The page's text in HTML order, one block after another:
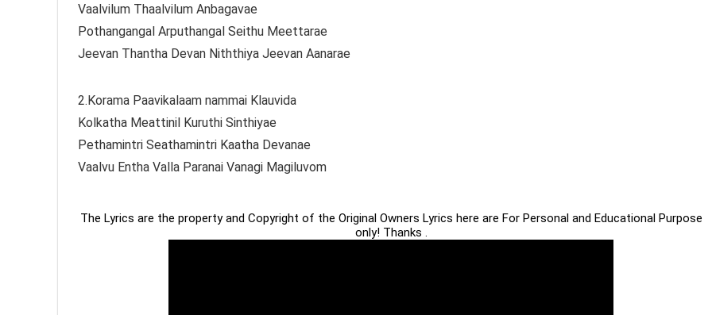
Vaalvilum Thaalvilum Anbagavae
Pothangangal Arputhangal Seithu Meettarae
Jeevan Thantha Devan Niththiya Jeevan Aanarae
2.Korama Paavikalaam nammai Klauvida
Kolkatha Meattinil Kuruthi Sinthiyae
Pethamintri Seathamintri Kaatha Devanae
Vaalvu Entha Valla Paranai Vanagi Magiluvom
The Lyrics are the property and Copyright of the Original Owners Lyrics here are For Personal and Educational Purpose
only! Thanks .